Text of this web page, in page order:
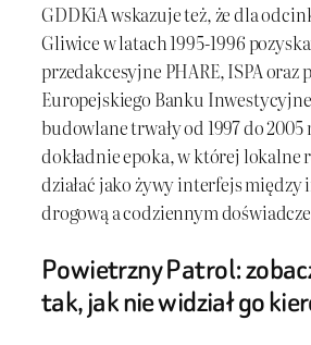
GDDKiA wskazuje też, że dla
Gliwice w latach 1995-1996
przedakcesyjne PHARE, ISPA oraz
Europejskiego Banku
budowlane trwały od 1997 do 2005
dokładnie epoka, w której lokalne
działać jako żywy interfejs między
drogową a codziennym
Powietrzny Patrol:
tak, jak nie widział go